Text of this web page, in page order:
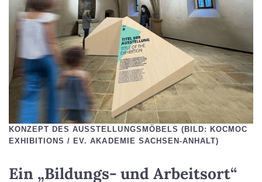
KONZEPT DES AUSSTELLUNGSMÖBELS (BILD: KOCMOC
EXHIBITIONS / EV. AKADEMIE SACHSEN-ANHALT)
Ein „Bildungs- und Arbeitsort“